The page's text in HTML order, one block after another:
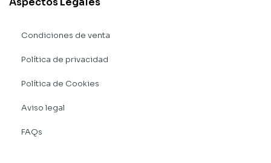
Condiciones de venta
Política de privacidad
Política de Cookies
Aviso legal
FAQs